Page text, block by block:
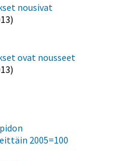
nousivat
ovat nousseet
2005=100